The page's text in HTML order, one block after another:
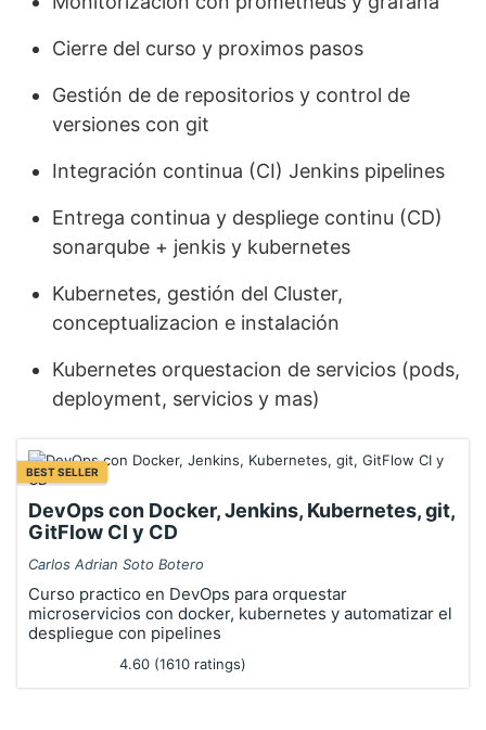
Cierre del curso y proximos pasos
Gestión de de repositorios y control de
versiones con git
Integración continua (CI) Jenkins pipelines
Entrega continua y despliege continu (CD)
sonarqube + jenkis y kubernetes
Kubernetes, gestión del Cluster,
conceptualizacion e instalación
Kubernetes orquestacion de servicios (pods,
deployment, servicios y mas)
BEST SELLER
DevOps con Docker, Jenkins, Kubernetes, git,
GitFlow CI y CD
Carlos Adrian Soto Botero
Curso practico en DevOps para orquestar
microservicios con docker, kubernetes y automatizar el
despliegue con pipelines
4.60 (1610 ratings)